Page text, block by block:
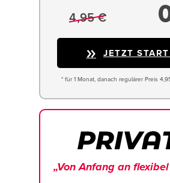
4,95 €
JETZT
* für 1 Monat, danach regulärer Preis
„Von Anfang an